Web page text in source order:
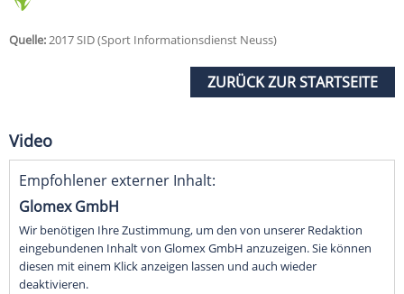
Quelle:2017 SID (Sport Informationsdienst Neuss)
ZURÜCK ZUR STARTSEITE
Video
Empfohlener externer Inhalt:
Glomex GmbH
Wir benötigen Ihre Zustimmung, um den von unserer Redaktion
eingebundenen Inhalt von Glomex GmbH anzuzeigen. Sie können
diesen mit einem Klick anzeigen lassen und auch wieder
deaktivieren.